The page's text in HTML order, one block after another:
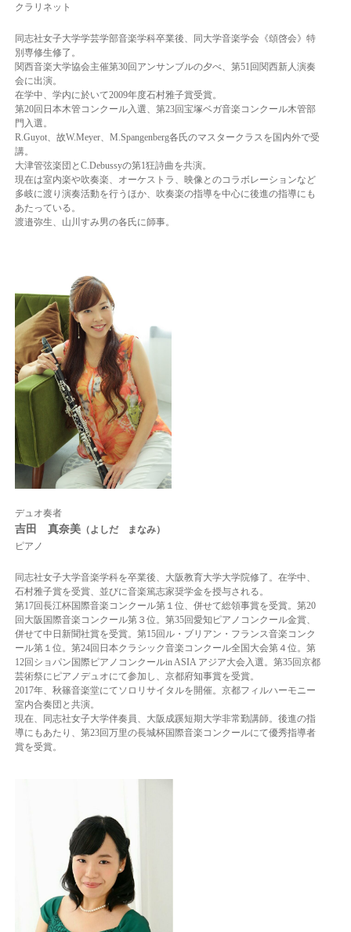
クラリネット
同志社女子大学学芸学部音楽学科卒業後、同大学音楽学会《頌啓会》特
別専修生修了。
関西音楽大学協会主催第30回アンサンブルの夕べ、第51回関西新人演奏
会に出演。
在学中、学内に於いて2009年度石村雅子賞受賞。
第20回日本木管コンクール入選、第23回宝塚ベガ音楽コンクール木管部
門入選。
R.Guyot、故W.Meyer、M.Spangenberg各氏のマスタークラスを国内外で受
講。
大津管弦楽団とC.Debussyの第1狂詩曲を共演。
現在は室内楽や吹奏楽、オーケストラ、映像とのコラボレーションなど
多岐に渡り演奏活動を行うほか、吹奏楽の指導を中心に後進の指導にも
あたっている。
渡邉弥生、山川すみ男の各氏に師事。
デュオ奏者
吉田 真奈美（よしだ まなみ）
ピアノ
同志社女子大学音楽学科を卒業後、大阪教育大学大学院修了。在学中、
石村雅子賞を受賞、並びに音楽篤志家奨学金を授与される。
第17回長江杯国際音楽コンクール第１位、併せて総領事賞を受賞。第20
回大阪国際音楽コンクール第３位。第35回愛知ピアノコンクール金賞、
併せて中日新聞社賞を受賞。第15回ル・ブリアン・フランス音楽コンク
ール第１位。第24回日本クラシック音楽コンクール全国大会第４位。第
12回ショパン国際ピアノコンクールin ASIA アジア大会入選。第35回京都
芸術祭にピアノデュオにて参加し、京都府知事賞を受賞。
2017年、秋篠音楽堂にてソロリサイタルを開催。京都フィルハーモニー
室内合奏団と共演。
現在、同志社女子大学伴奏員、大阪成蹊短期大学非常勤講師。後進の指
導にもあたり、第23回万里の長城杯国際音楽コンクールにて優秀指導者
賞を受賞。